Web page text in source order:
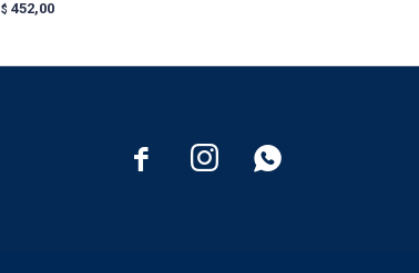
$ 452,00
  